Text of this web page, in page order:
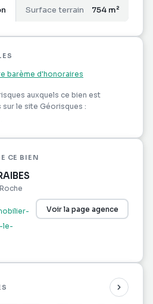
(viabilisation en place)
d'accès
et du littoral
: 821186004 - .
Surface terrain 754 m²
barème d'honoraires
auxquels ce bien est
le site Géorisques :
CE BIEN
le-
Voir la page agence